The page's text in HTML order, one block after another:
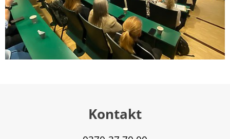
Kontakt